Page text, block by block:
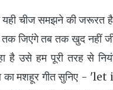
यही चीज समझने की जरूरत
जिएंगे तब तक खुद नहीं जी
है उसे हम पूरी तरह से
मशहूर गीत सुनिए - 'let